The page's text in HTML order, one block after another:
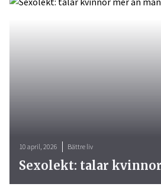
10 april, 2026 Bättre liv
Sexolekt: talar